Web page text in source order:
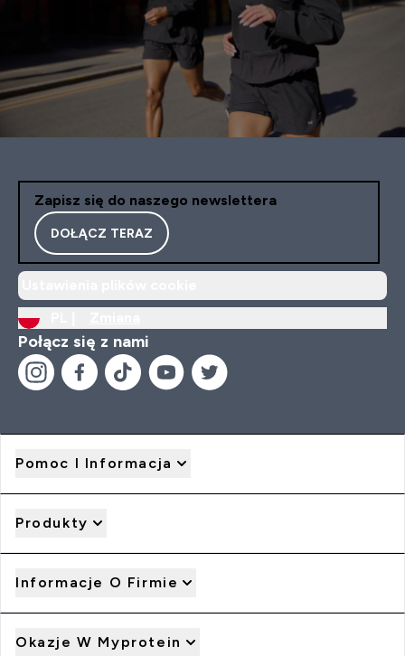
Zapisz się do naszego newslettera
DOŁĄCZ TERAZ
Połącz się z nami
Pomoc I Informacja
Produkty
Informacje O Firmie
Okazje W Myprotein